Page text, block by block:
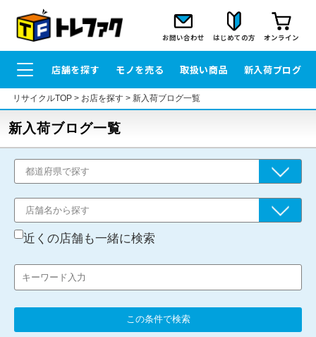
お問い合わせ はじめての方 オンライン
店舗を探す モノを売る 取扱い商品 新入荷ブログ
リサイクルTOP> お店を探す> 新入荷ブログ一覧
新入荷ブログ一覧
近くの店舗も一緒に検索
この条件で検索